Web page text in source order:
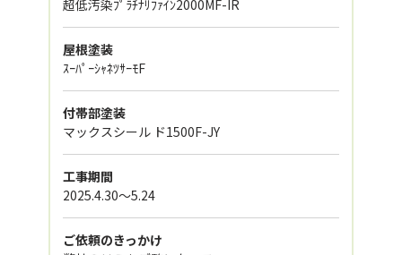
超低汚染ﾌﾟﾗﾁﾅﾘﾌｧｲﾝ2000MF-IR
屋根塗装
ｽｰﾊﾟｰｼｬﾈﾂｻｰﾓF
付帯部塗装
マックスシール ド1500F-JY
工事期間
2025.4.30〜5.24
ご依頼のきっかけ